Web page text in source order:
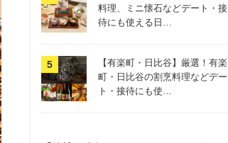
料理、ミニ懐石などデート・接
待にも使える日…
【有楽町・日比谷】厳選！有楽
町・日比谷の割烹料理などデー
ト・接待にも使…